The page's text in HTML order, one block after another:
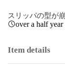
スリッパの型が
over a half year
Item details